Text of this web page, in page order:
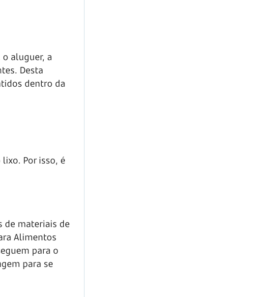
aluguer, a
Desta
dentro da
Por isso, é
de materiais de
Alimentos
para o
para se